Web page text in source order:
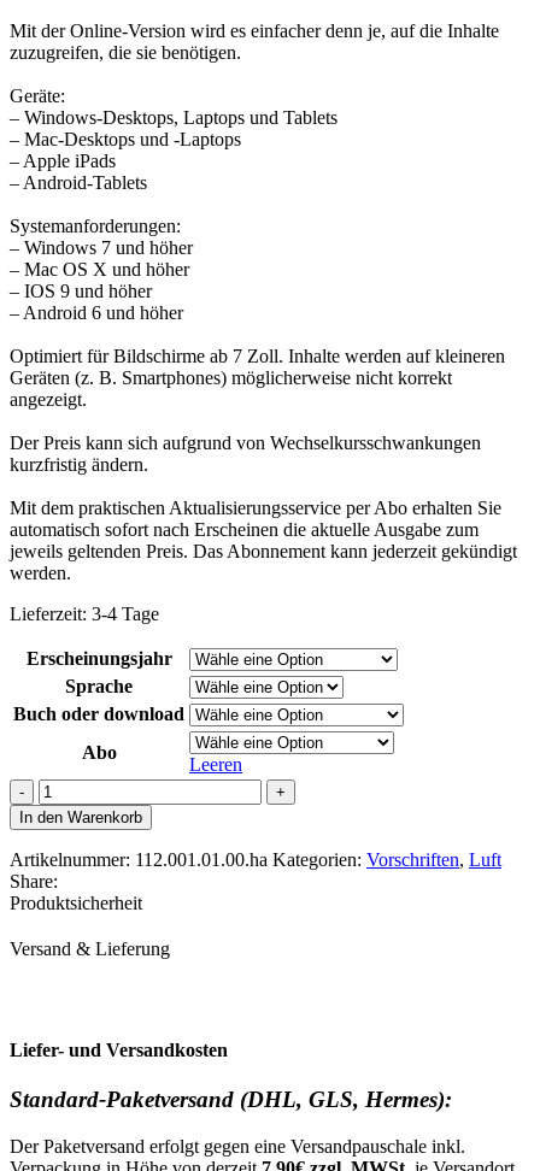
Mit der Online-Version wird es einfacher denn je, auf die Inhalte
zuzugreifen, die sie benötigen.
Geräte:
– Windows-Desktops, Laptops und Tablets
– Mac-Desktops und -Laptops
– Apple iPads
– Android-Tablets
Systemanforderungen:
– Windows 7 und höher
– Mac OS X und höher
– IOS 9 und höher
– Android 6 und höher
Optimiert für Bildschirme ab 7 Zoll. Inhalte werden auf kleineren
Geräten (z. B. Smartphones) möglicherweise nicht korrekt
angezeigt.
Der Preis kann sich aufgrund von Wechselkursschwankungen
kurzfristig ändern.
Mit dem praktischen Aktualisierungsservice per Abo erhalten Sie
automatisch sofort nach Erscheinen die aktuelle Ausgabe zum
jeweils geltenden Preis. Das Abonnement kann jederzeit gekündigt
werden.
Lieferzeit: 3-4 Tage
Erscheinungsjahr
Sprache
Buch oder download
Abo
Leeren
IATA
Dangerous
Goods
Regulations
Menge
In den Warenkorb
Artikelnummer: 112.001.01.00.ha Kategorien: Vorschriften, Luft
Share:
Produktsicherheit
Versand & Lieferung
Liefer- und Versandkosten
Standard-Paketversand (DHL, GLS, Hermes):
Der Paketversand erfolgt gegen eine Versandpauschale inkl.